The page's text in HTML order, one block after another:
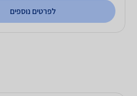
לפרטים נוספים